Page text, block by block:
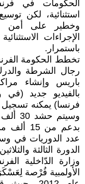
الحكومات في
استثنائية، لكن
وخطير على أمن
الإجراءات
باستمرار.
تخطط الحكومة
باريس وإنشاء
بالفيديو جديد
وسيتم
بدعم
عدد الدوريات في
الدورة الثالثة
وزارة الدّاخلية
الأولمبية فُرْصة